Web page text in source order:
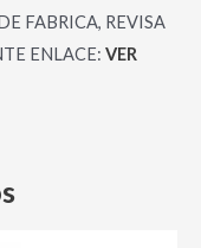
FABRICA, REVISA
ENLACE: VER